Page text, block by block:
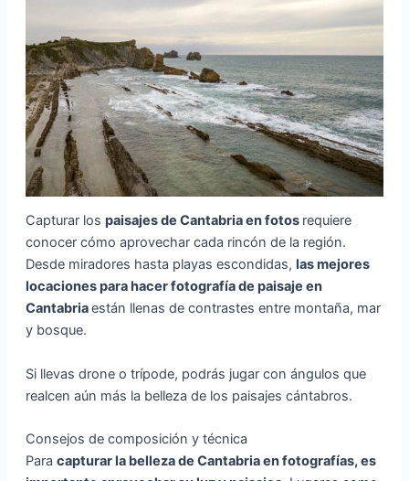
Capturar los paisajes de Cantabria en fotos requiere
conocer cómo aprovechar cada rincón de la región.
Desde miradores hasta playas escondidas, las mejores
locaciones para hacer fotografía de paisaje en
Cantabriaestán llenas de contrastes entre montaña, mar
y bosque.
Si llevas drone o trípode, podrás jugar con ángulos que
realcen aún más la belleza de los paisajes cántabros.
Consejos de composición y técnica
Para capturar la belleza de Cantabria en fotografías, es